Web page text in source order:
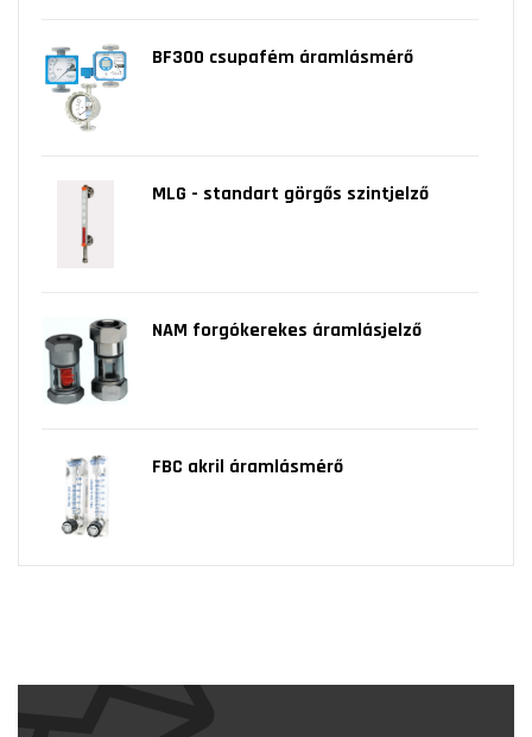
BF300 csupafém áramlásmérő
MLG - standart görgős szintjelző
NAM forgókerekes áramlásjelző
FBC akril áramlásmérő